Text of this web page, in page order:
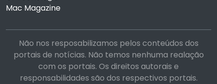
Mac Magazine
Não nos resposabilizamos pelos conteúdos dos
portais de notícias. Não temos nenhuma realação
com os portais. Os direitos autorais e
responsabilidades são dos respectivos portais.